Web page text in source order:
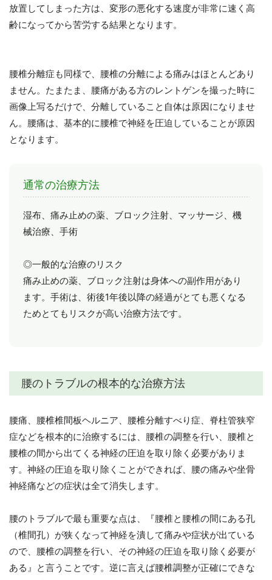
放置してしまった方は、変形の悪化する速度が非常に速く高
齢になってから苦労する結果となります。
腰椎分離症も同様で、腰椎の分離による痛みはほとんどあり
ません。たまたま、腰痛がある方のレントゲンを撮った時に
画像上写るだけで、分離していること自体は原因になりませ
ん。腰痛は、基本的に腰椎で神経を圧迫していることが原因
となります。
通常の治療方法
湿布、痛み止めの薬、ブロック注射、マッサージ、機
械治療、手術
◎一般的な治療のリスク
痛み止めの薬、ブロック注射は身体への副作用があり
ます。手術は、術後1年後以降の経過がとても悪くなる
ためとてもリスクが高い治療方法です。
腰のトラブルの根本的な治療方法
腰痛、腰椎椎間板ヘルニア、腰椎分離すべり症、脊柱管狭窄
症などを根本的に治療するには、腰椎の調整を行い、腰椎と
腰椎の間から出てくる神経の圧迫を取り除く必要がありま
す。神経の圧迫を取り除くことができれば、腰の痛みや坐骨
神経痛などの症状は全て消失します。
腰のトラブルで最も重要な点は、『腰椎と腰椎の間にある孔
（椎間孔）が狭くなって神経を潰して痛みや症状が出ている
ので、腰椎の調整を行い、その神経の圧迫を取り除く必要が
ある』と言うことです。逆に言えば腰椎調整が正確にできな